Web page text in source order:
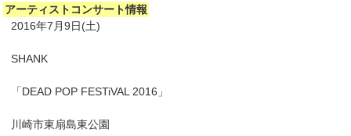
アーティストコンサート情報
2016年7月9日(土)
SHANK
「DEAD POP FESTiVAL 2016」
川崎市東扇島東公園